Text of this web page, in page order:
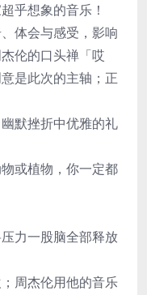
乎想象的音乐！
体会与感受，影响
伦的口头禅「哎
是此次的主轴；正
默挫折中优雅的礼
或植物，你一定都
力一股脑全部释放
周杰伦用他的音乐